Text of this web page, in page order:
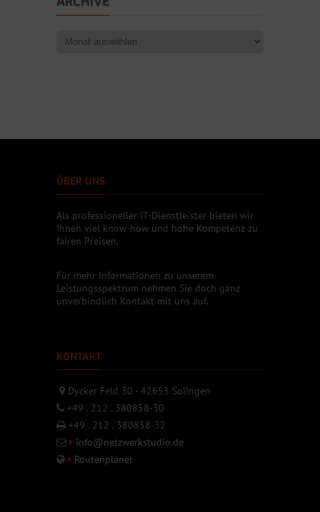
ÜBER UNS
Als professioneller IT-Dienstleister bieten wir
Ihnen viel know-how und hohe Kompetenz zu
fairen Preisen.
Für mehr Informationen zu unserem
Leistungsspektrum nehmen Sie doch ganz
unverbindlich Kontakt mit uns auf.
KONTAKT
Dycker Feld 30 - 42653 Solingen
+49 . 212 . 380858-30
+49 . 212 . 380858-32
info@netzwerkstudio.de
Routenplaner